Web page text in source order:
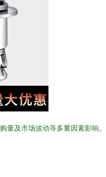
及市场波动等多重因素影响